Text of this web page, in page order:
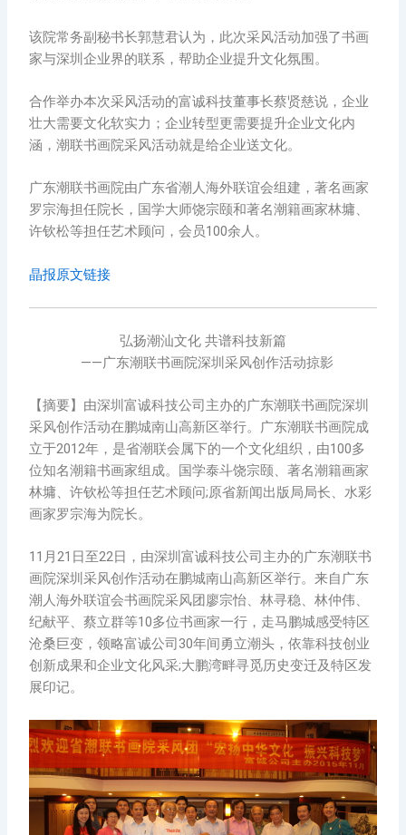
该院常务副秘书长郭慧君认为，此次采风活动加强了书画
家与深圳企业界的联系，帮助企业提升文化氛围。
合作举办本次采风活动的富诚科技董事长蔡贤慈说，企业
壮大需要文化软实力；企业转型更需要提升企业文化内
涵，潮联书画院采风活动就是给企业送文化。
广东潮联书画院由广东省潮人海外联谊会组建，著名画家
罗宗海担任院长，国学大师饶宗颐和著名潮籍画家林墉、
许钦松等担任艺术顾问，会员100余人。
晶报原文链接
弘扬潮汕文化 共谱科技新篇
——广东潮联书画院深圳采风创作活动掠影
【摘要】由深圳富诚科技公司主办的广东潮联书画院深圳
采风创作活动在鹏城南山高新区举行。广东潮联书画院成
立于2012年，是省潮联会属下的一个文化组织，由100多
位知名潮籍书画家组成。国学泰斗饶宗颐、著名潮籍画家
林墉、许钦松等担任艺术顾问;原省新闻出版局局长、水彩
画家罗宗海为院长。
11月21日至22日，由深圳富诚科技公司主办的广东潮联书
画院深圳采风创作活动在鹏城南山高新区举行。来自广东
潮人海外联谊会书画院采风团廖宗怡、林寻稳、林仲伟、
纪献平、蔡立群等10多位书画家一行，走马鹏城感受特区
沧桑巨变，领略富诚公司30年间勇立潮头，依靠科技创业
创新成果和企业文化风采;大鹏湾畔寻觅历史变迁及特区发
展印记。